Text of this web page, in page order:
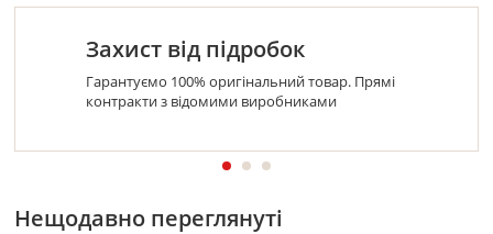
Захист від підробок
Гарантуємо 100% оригінальний товар. Прямі
контракти з відомими виробниками
Нещодавно переглянуті